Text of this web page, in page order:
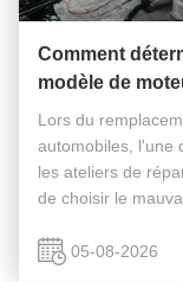
Comment
modèle de
Lors du
automobiles, l'une
les ateliers de
de choisir le
sont ...05-08-2026